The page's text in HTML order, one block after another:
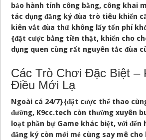
bảo hành tính công bằng, công khai
tác dụng đăng ký đùa trò tiêu khiển
kiên vắt đùa thử không lấy tổn phí
{đặt cược bằng tiền thật, khiến cho
dụng quen cùng rất nguyên tắc đùa
Các Trò Chơi Đặc Biệt –
Điều Mới Lạ
Ngoài cá 24/7}{đặt cược thể thao
đường, K9cc.tech còn thường xuyên
loạt phần bự Game khác biệt, với đến
đăng ký còn mới mẻ cùng say mê